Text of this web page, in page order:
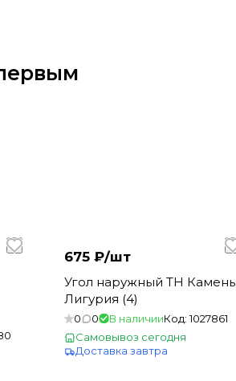
675 ₽/шт
Угол наружный ТН Камень
Лигурия (4)
0 0 В наличииКод:1027861
Самовывоз сегодня
Доставка завтра